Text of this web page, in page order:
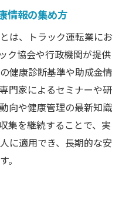
情報の集め方
は、トラック運転業にお
ク協会や行政機関が提供
健康診断基準や助成金情
門家によるセミナーや研
向や健康管理の最新知識
集を継続することで、実
に適用でき、長期的な安
。